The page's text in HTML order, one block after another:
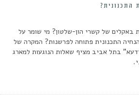
באקלים של קשרי הון-שלטון? מי שומר על
התכנונית פתוחה לפרשנות? המקרה של
בתל אביב מציף שאלות הנוגעות למארג